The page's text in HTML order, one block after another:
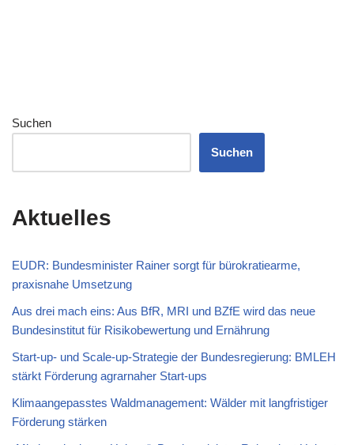
Suchen
Suchen
Aktuelles
EUDR: Bundesminister Rainer sorgt für bürokratiearme,
praxisnahe Umsetzung
Aus drei mach eins: Aus BfR, MRI und BZfE wird das neue
Bundesinstitut für Risikobewertung und Ernährung
Start-up- und Scale-up-Strategie der Bundesregierung: BMLEH
stärkt Förderung agrarnaher Start-ups
Klimaangepasstes Waldmanagement: Wälder mit langfristiger
Förderung stärken